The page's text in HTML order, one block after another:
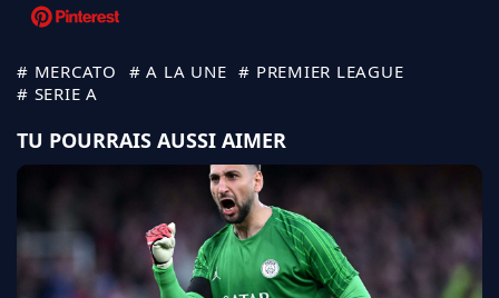
# MERCATO # A LA UNE # PREMIER LEAGUE
# SERIE A
TU POURRAIS AUSSI AIMER